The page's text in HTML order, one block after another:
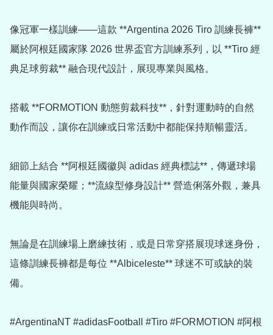
像冠軍一樣訓練——這款 **Argentina 2026 Tiro 訓練長褲**
屬於阿根廷國家隊 2026 世界盃官方訓練系列，以 **Tiro 經
典足球剪裁** 融合現代設計，展現專業與風格。
搭載 **FORMOTION 動態剪裁科技**，針對運動時的自然
動作而設，讓你在訓練或日常活動中都能保持順暢靈活。
細節上結合 **阿根廷國徽與 adidas 經典標誌**，傳遞球場
能量與國家榮耀；**流線型修身設計** 營造俐落外觀，兼具
機能與時尚。
無論是在訓練場上磨練技術，或是日常穿搭展現球迷身份，
這條訓練長褲都是每位 **Albiceleste** 球迷不可或缺的裝
備。
#ArgentinaNT #adidasFootball #Tiro #FORMOTION #阿根